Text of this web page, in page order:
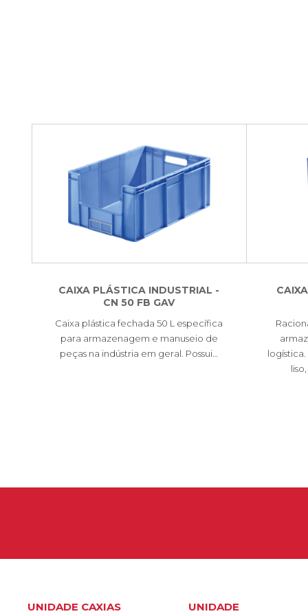
CAIXA PLÁSTICA INDUSTRIAL -
CN 50 FB GAV
Caixa plástica fechada 50 L específica
para armazenagem e manuseio de
peças na indústria em geral. Possui…
UNIDADE CAXIAS
UNIDADE